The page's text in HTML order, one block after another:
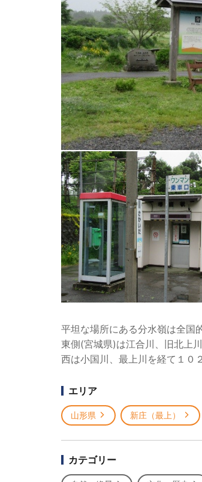
平坦な場所にある分水嶺は全国
東側(宮城県)は江合川、旧北上
西は小国川、最上川を経て１０
エリア
山形県 新庄（最上）
カテゴリー